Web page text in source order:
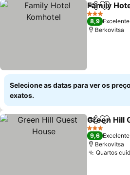
Partilhar
Family
3 Estrelas
8,9 Excelente
Berkovitsa
Selecione as datas para ver os
exatos.
Partilhar
Green Hill
3 Estrelas
9,6 Excelente
Berkovitsa
Quartos